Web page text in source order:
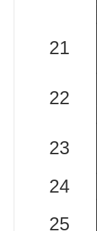
21
22
23
24
25